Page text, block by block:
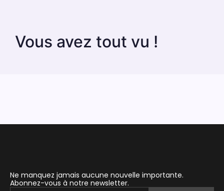
Vous avez tout vu !
Ne manquez jamais aucune nouvelle importante.
Abonnez-vous à notre newsletter.